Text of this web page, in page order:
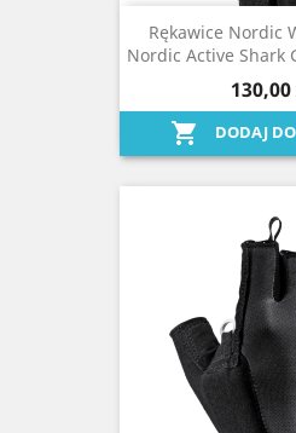
Rękawice Nordic
Nordic Active Shark
130,00
 DODAJ